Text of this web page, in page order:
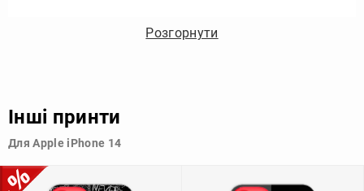
продати свій пристрій в майбутньому.
Узагалі, чохол для телефону - це дуже корисний аксесуар, який
допомагає захистити ваш пристрій, зберегти його цінність і
Розгорнути
Інші принти
Для Apple iPhone 14